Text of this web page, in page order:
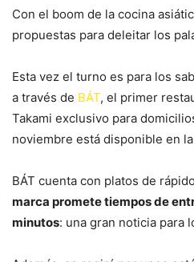
Con el boom de la cocina
propuestas para deleitar los
Esta vez el turno es para los
a través de BÁT, el primer
Takami exclusivo para
noviembre está disponible en
BÁT cuenta con platos de
marca promete tiempos de
minutos: una gran noticia para